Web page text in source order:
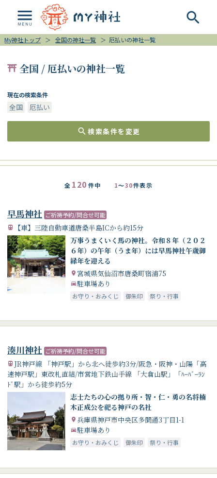
My神社トップ ＞ 全国の神社一覧 ＞ 厄払いの神社一覧
全国 / 厄払いの神社一覧
現在の検索条件
全国 厄払い
検索条件を変更
全 120 件中 1～30件表示
早馬神社 ご祈祷予約/問合せ可能
【車】三陸自動車道唐桑半島ICから約15分
万事うまくいく馬の神社。令和８年（２０２
６年）の午年（うま年）には早馬神社午歳御
縁年を迎える
宮城県気仙沼市唐桑町宿浦75
駐車場あり
お守り・おみくじ 御朱印 祭り・行事
湊川神社 ご祈祷予約/問合せ可能
JR神戸線 「神戸駅」から北へ徒歩約3分/阪急・阪神・山陽「高
速神戸駅」東改札直結/市営地下鉄山手線 「大倉山駅」「ﾊｰﾊﾞｰﾗﾝ
ﾄﾞ駅」から徒歩約5分
志士たちの心の拠り所・智・仁・勇の名将楠
木正成公を祀る神戸の名社
兵庫県神戸市中央区多聞通3丁目1-1
駐車場あり
お守り・おみくじ 御朱印 祭り・行事